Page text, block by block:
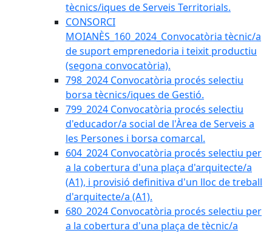
tècnics/iques de Serveis Territorials.
CONSORCI
MOIANÈS_160_2024_Convocatòria tècnic/a
de suport emprenedoria i teixit productiu
(segona convocatòria).
798_2024 Convocatòria procés selectiu
borsa tècnics/iques de Gestió.
799_2024 Convocatòria procés selectiu
d'educador/a social de l'Àrea de Serveis a
les Persones i borsa comarcal.
604_2024 Convocatòria procés selectiu per
a la cobertura d'una plaça d'arquitecte/a
(A1), i provisió definitiva d'un lloc de treball
d'arquitecte/a (A1).
680_2024 Convocatòria procés selectiu per
a la cobertura d'una plaça de tècnic/a